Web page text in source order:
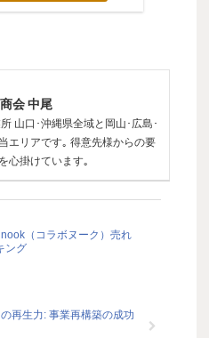
会 中尾
山口･沖縄県全域と岡山･広島･
エリアです｡ 得意先様からの要
心掛けています｡
（コラボヌーク）売れ
ング
再生力: 事業再構築の成功